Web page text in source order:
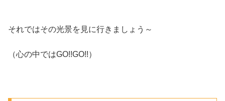
それではその光景を見に行きましょう～
（心の中ではGO!!GO!!）